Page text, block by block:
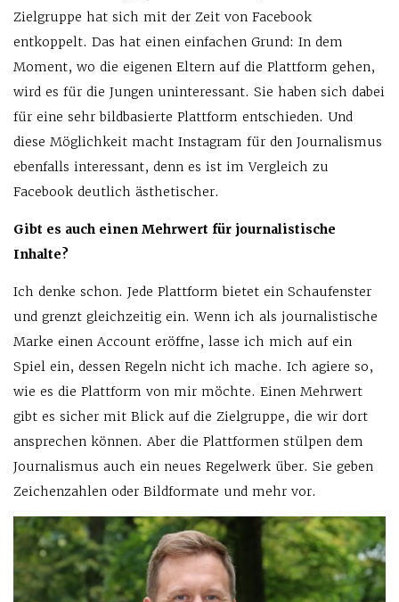
Zielgruppe hat sich mit der Zeit von Facebook
entkoppelt. Das hat einen einfachen Grund: In dem
Moment, wo die eigenen Eltern auf die Plattform gehen,
wird es für die Jungen uninteressant. Sie haben sich dabei
für eine sehr bildbasierte Plattform entschieden. Und
diese Möglichkeit macht Instagram für den Journalismus
ebenfalls interessant, denn es ist im Vergleich zu
Facebook deutlich ästhetischer.
Gibt es auch einen Mehrwert für journalistische
Inhalte?
Ich denke schon. Jede Plattform bietet ein Schaufenster
und grenzt gleichzeitig ein. Wenn ich als journalistische
Marke einen Account eröffne, lasse ich mich auf ein
Spiel ein, dessen Regeln nicht ich mache. Ich agiere so,
wie es die Plattform von mir möchte. Einen Mehrwert
gibt es sicher mit Blick auf die Zielgruppe, die wir dort
ansprechen können. Aber die Plattformen stülpen dem
Journalismus auch ein neues Regelwerk über. Sie geben
Zeichenzahlen oder Bildformate und mehr vor.